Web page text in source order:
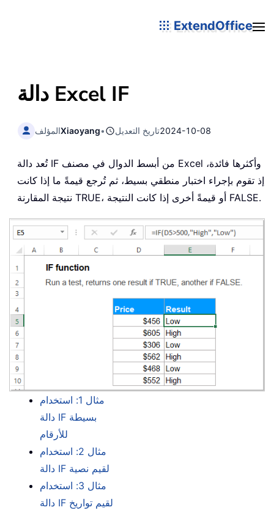
ExtendOffice
دالة Excel IF
المؤلفXiaoyang• تاريخ التعديل2024-10-08
تُعد دالة IF من أبسط الدوال في مصنف Excel وأكثرها فائدة،
إذ تقوم بإجراء اختبار منطقي بسيط، ثم تُرجع قيمةً ما إذا كانت
نتيجة المقارنة TRUE، أو قيمةً أخرى إذا كانت النتيجة FALSE.
مثال 1: استخدام
دالة IF بسيطة
للأرقام
مثال 2: استخدام
دالة IF لقيم نصية
مثال 3: استخدام
دالة IF لقيم تواريخ